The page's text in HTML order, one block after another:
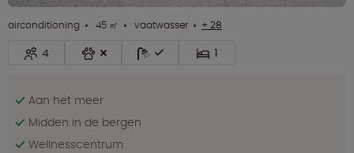
airconditioning 45 ㎡ vaatwasser + 28
4 1
Aan het meer
Midden in de bergen
Wellnesscentrum